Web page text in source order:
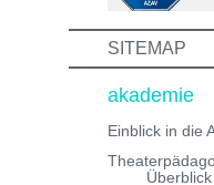
SITEMAP
akademie
Einblick in die